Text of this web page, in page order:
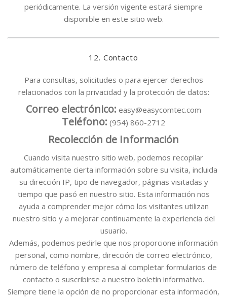
periódicamente. La versión vigente estará siempre
disponible en este sitio web.
12. Contacto
Para consultas, solicitudes o para ejercer derechos
relacionados con la privacidad y la protección de datos:
Correo electrónico: easy@easycomtec.com
Teléfono: (954) 860-2712
Recolección de Información
Cuando visita nuestro sitio web, podemos recopilar
automáticamente cierta información sobre su visita, incluida
su dirección IP, tipo de navegador, páginas visitadas y
tiempo que pasó en nuestro sitio. Esta información nos
ayuda a comprender mejor cómo los visitantes utilizan
nuestro sitio y a mejorar continuamente la experiencia del
usuario.
Además, podemos pedirle que nos proporcione información
personal, como nombre, dirección de correo electrónico,
número de teléfono y empresa al completar formularios de
contacto o suscribirse a nuestro boletín informativo.
Siempre tiene la opción de no proporcionar esta información,